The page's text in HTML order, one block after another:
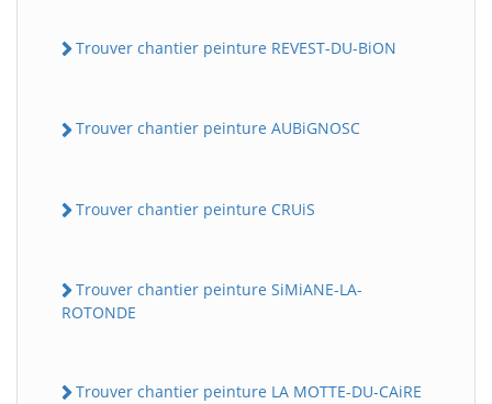
Trouver chantier peinture REVEST-DU-BiON
Trouver chantier peinture AUBiGNOSC
Trouver chantier peinture CRUiS
Trouver chantier peinture SiMiANE-LA-
ROTONDE
Trouver chantier peinture LA MOTTE-DU-CAiRE